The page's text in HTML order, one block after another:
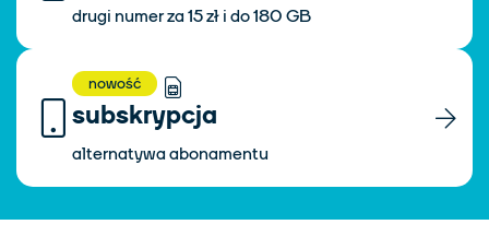
drugi numer za 15 zł i do 180 GB
subskrypcja
nowość
alternatywa abonamentu